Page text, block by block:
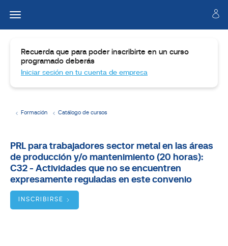
Formación Catálogo de cursos
Dirigido
a
Objetivos
Recuerda que para poder inscribirte en un curso
programado deberás
Iniciar sesión en tu cuenta de empresa
PRL para trabajadores sector metal en las áreas
de producción y/o mantenimiento (20 horas):
C32 - Actividades que no se encuentren
expresamente reguladas en este convenio
INSCRIBIRSE